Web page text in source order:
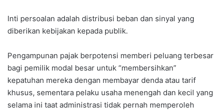
Inti persoalan adalah distribusi beban dan sinyal yang
diberikan kebijakan kepada publik.
Pengampunan pajak berpotensi memberi peluang terbesar
bagi pemilik modal besar untuk “membersihkan”
kepatuhan mereka dengan membayar denda atau tarif
khusus, sementara pelaku usaha menengah dan kecil yang
selama ini taat administrasi tidak pernah memperoleh